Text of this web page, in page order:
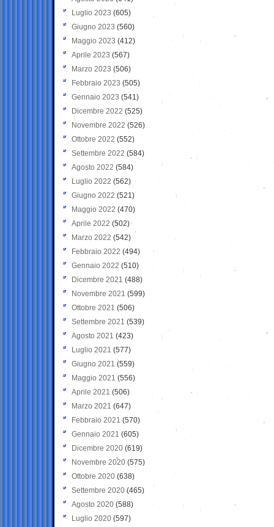
Luglio 2023 (605)
Giugno 2023 (560)
Maggio 2023 (412)
Aprile 2023 (567)
Marzo 2023 (506)
Febbraio 2023 (505)
Gennaio 2023 (541)
Dicembre 2022 (525)
Novembre 2022 (526)
Ottobre 2022 (552)
Settembre 2022 (584)
Agosto 2022 (584)
Luglio 2022 (562)
Giugno 2022 (521)
Maggio 2022 (470)
Aprile 2022 (502)
Marzo 2022 (542)
Febbraio 2022 (494)
Gennaio 2022 (510)
Dicembre 2021 (488)
Novembre 2021 (599)
Ottobre 2021 (506)
Settembre 2021 (539)
Agosto 2021 (423)
Luglio 2021 (577)
Giugno 2021(559)
Maggio 2021 (556)
Aprile 2021 (506)
Marzo 2021 (647)
Febbraio 2021 (570)
Gennaio 2021 (605)
Dicembre 2020 (619)
Novembre 2020 (575)
Ottobre 2020 (638)
Settembre 2020(465)
Agosto 2020 (588)
Luglio 2020 (597)